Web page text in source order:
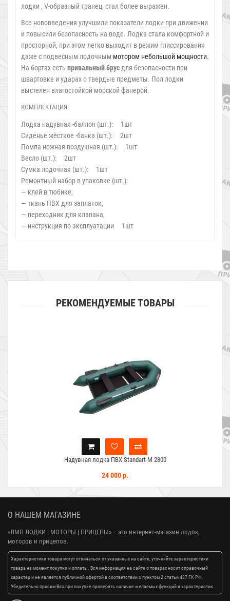
лодки , V-образный транец, стал более выражен.
Все нововведения улучшили показатели лодки при движении
и повысили безопасность на воде. Лодка стала комфортной и
просторной, при этом легко выходит в режим глиссирования
даже с подвесным лодочным мотором небольшой мощности.
На бортах есть привальный брус для безопасности при
швартовке и ударах о твердые предметы. Пол лодки
выстелен влагостойкой морской фанерой.
КОМПЛЕКТАЦИЯ
Лодка надувная -баллон (шт.): 1шт
Сиденье жёсткое -банка (шт.): 2шт
Помпа ножная воздушная (шт.): 1шт
Весло (шт.): 2шт
Сумка лодочная (шт.): 1шт
Ремонтный набор в упаковке (шт.):
— клей в тюбике,
— ткань ПВХ для заплаток,
— переходник для клапана,
— инструкция по эксплуатации 1шт
РЕКОМЕНДУЕМЫЕ ТОВАРЫ
Надувная лодка ПВХ Standart-M 2800
24 000 р.
О НАШЕМ МАГАЗИНЕ
«ЛМП ЛОДКИ | МОТОРЫ | ПРИЦЕПЫ» – это интернет-магазин лодок,
моторов и прицепов.
Характеристики товара могут отличаться от указанных на сайте, уточняйте характеристики
товара на момент покупки и оплаты. Вся информация на сайте о товарах носит справочный
характер и не является публичной офертой в соответствии с пунктом 2 статьи 437 ГК РФ.
Убедительно просим Вас при покупке проверять наличие желаемых функций и характеристик.